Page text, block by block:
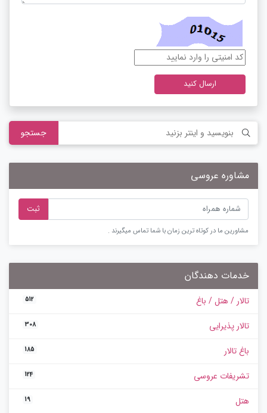
ارسال کنید
جستجو
مشاوره عروسی
ثبت
مشاورین ما در کوتاه ترین زمان با شما تماس میگیرند .
خدمات دهندگان
تالار / هتل / باغ 512
تالار پذیرایی 308
باغ تالار 185
تشریفات عروسی 124
هتل 19